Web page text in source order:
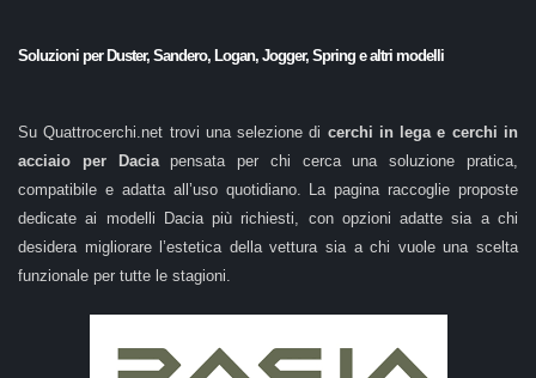
Soluzioni per Duster, Sandero, Logan, Jogger, Spring e altri modelli
Su Quattrocerchi.net trovi una selezione di cerchi in lega e cerchi in
acciaio per Daciapensata per chi cerca una soluzione pratica,
compatibile e adatta all’uso quotidiano. La pagina raccoglie proposte
dedicate ai modelli Dacia più richiesti, con opzioni adatte sia a chi
desidera migliorare l’estetica della vettura sia a chi vuole una scelta
funzionale per tutte le stagioni.